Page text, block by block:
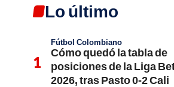
Lo último
Fútbol Colombiano
Cómo quedó la tabla de
posiciones de la Liga
2026, tras Pasto 0-2 Cali